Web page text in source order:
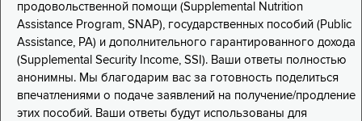
продовольственной помощи (Supplemental Nutrition
Assistance Program, SNAP), государственных пособий (Public
Assistance, PA) и дополнительного гарантированного дохода
(Supplemental Security Income, SSI). Ваши ответы полностью
анонимны. Мы благодарим вас за готовность поделиться
впечатлениями о подаче заявлений на получение/продление
этих пособий. Ваши ответы будут использованы для